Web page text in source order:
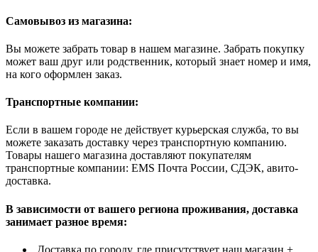
Самовывоз из магазина:
Вы можете забрать товар в нашем магазине. Забрать покупку
может ваш друг или родственник, который знает номер и имя,
на кого оформлен заказ.
Транспортные компании:
Если в вашем городе не действует курьерская служба, то вы
можете заказать доставку через транспортную компанию.
Товары нашего магазина доставляют покупателям
транспортные компании: EMS Почта России, СДЭК, авито-
доставка.
В зависимости от вашего региона проживания, доставка
занимает разное время:
Доставка по городу, где присутствует наш магазин +